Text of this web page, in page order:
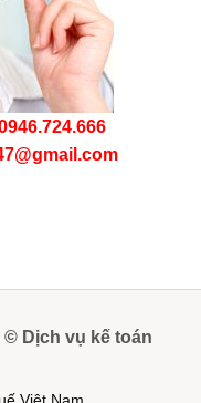
© Dịch vụ kế toán
Việt Nam